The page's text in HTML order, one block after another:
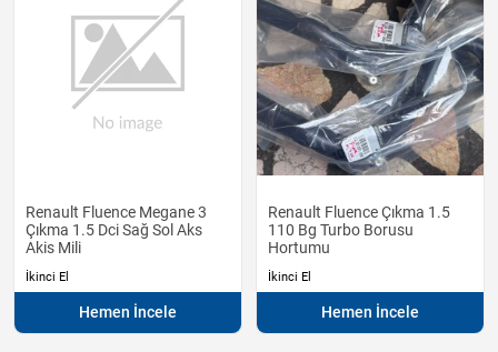
Renault Fluence Megane 3
Çıkma 1.5 Dci Sağ Sol Aks
Akis Mili
İkinci El
Hemen İncele
Renault Fluence Çıkma 1.5
110 Bg Turbo Borusu
Hortumu
İkinci El
Hemen İncele